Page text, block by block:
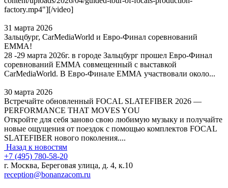
factory.mp4"][/video]
31 марта 2026
Зальцбург, CarMediaWorld и Евро-Финал соревнований
ЕММА!
28 -29 марта 2026г. в городе Зальцбург прошел Евро-Финал
соревнований ЕММА совмещенный с выставкой
CarMediaWorld. В Евро-Финале ЕММА участвовали около...
30 марта 2026
Встречайте обновленный FOCAL SLATEFIBER 2026 —
PERFORMANCE THAT MOVES YOU
Откройте для себя заново свою любимую музыку и получайте
новые ощущения от поездок с помощью комплектов FOCAL
SLATEFIBER нового поколения....
Назад к новостям
+7 (495) 780-58-20
г. Москва, Береговая улица, д. 4, к.10
reception@bonanzacom.ru